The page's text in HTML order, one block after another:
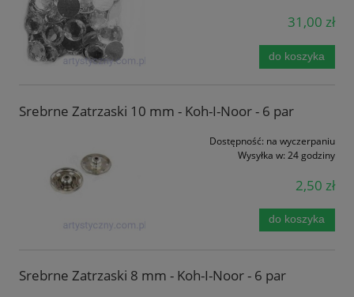
31,00 zł
do koszyka
Srebrne Zatrzaski 10 mm - Koh-I-Noor - 6 par
Dostępność: na wyczerpaniu
Wysyłka w: 24 godziny
2,50 zł
do koszyka
Srebrne Zatrzaski 8 mm - Koh-I-Noor - 6 par